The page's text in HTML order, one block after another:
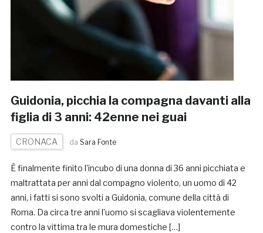
Guidonia, picchia la compagna davanti alla
figlia di 3 anni: 42enne nei guai
CRONACA da Sara Fonte
È finalmente finito l’incubo di una donna di 36 anni picchiata e
maltrattata per anni dal compagno violento, un uomo di 42
anni, i fatti si sono svolti a Guidonia, comune della città di
Roma. Da circa tre anni l’uomo si scagliava violentemente
contro la vittima tra le mura domestiche […]